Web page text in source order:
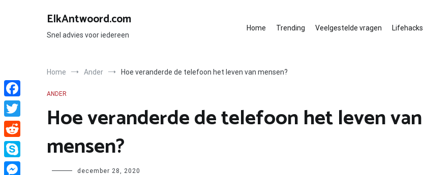
ElkAntwoord.com
Snel advies voor iedereen
Home Trending Veelgestelde vragen Lifehacks
Home Ander Hoe veranderde de telefoon het leven van mensen?
ANDER
Hoe veranderde de telefoon het leven van
mensen?
Author december 28, 2020
Facebook
Twitter
Reddit
Skype